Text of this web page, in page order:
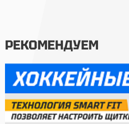
РЕКОМЕНДУЕМ